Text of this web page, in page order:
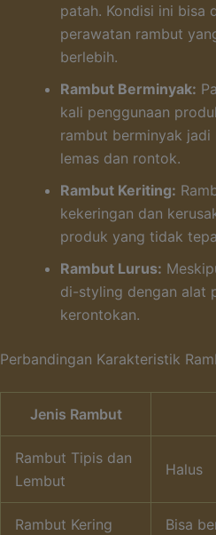
patah. Kondisi ini bisa
perawatan rambut
berlebih.
Rambut Berminyak:
kali penggunaan
rambut berminyak
lemas dan rontok.
Rambut Keriting:
kekeringan dan
produk yang tidak
Rambut Lurus:
di-styling dengan alat
kerontokan.
Perbandingan Karakteristik
Jenis Rambut
Rambut Tipis dan
Lembut
Halus
Rambut Kering
Bisa